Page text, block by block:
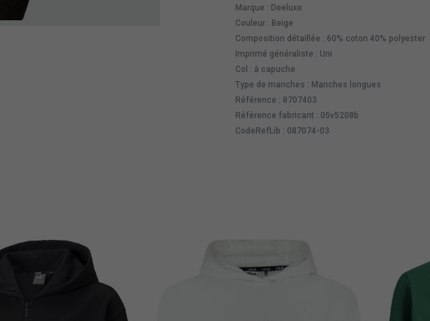
Marque : Deeluxe
Couleur : Beige
Composition détaillée : 60% coton 40% polyester
Imprimé généraliste : Uni
Col : à capuche
Type de manches : Manches longues
Référence : 8707403
Référence fabricant : 05v5208b
CodeRefLib : 087074-03